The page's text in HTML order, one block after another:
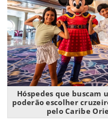
Hóspedes que buscam
poderão escolher
pelo Caribe